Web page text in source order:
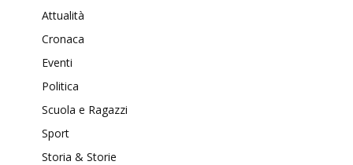
Attualità
Cronaca
Eventi
Politica
Scuola e Ragazzi
Sport
Storia & Storie